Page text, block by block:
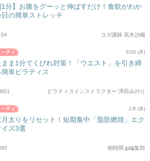
1分】お腹をグーッと伸ばすだけ！食欲がわか
日の簡単ストレッチ
ヨガ講師 高木沙織
5/28 (木)
まま1分でくびれ対策！「ウエスト」を引き締
単ピラティス
ピラティスインストラクター 澤田みのり
1/8 (木)
月太りをリセット！短期集中「脂肪燃焼」エク
ズ3選
朝時間.jp編集部